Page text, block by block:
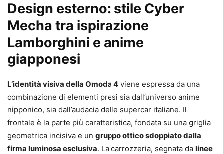
Design esterno: stile Cyber
Mecha tra ispirazione
Lamborghini e anime
giapponesi
L’identità visiva della Omoda 4 viene espressa da una
combinazione di elementi presi sia dall’universo anime
nipponico, sia dall’audacia delle supercar italiane. Il
frontale è la parte più caratteristica, fondata su una griglia
geometrica incisiva e un gruppo ottico sdoppiato dalla
firma luminosa esclusiva. La carrozzeria, segnata da linee